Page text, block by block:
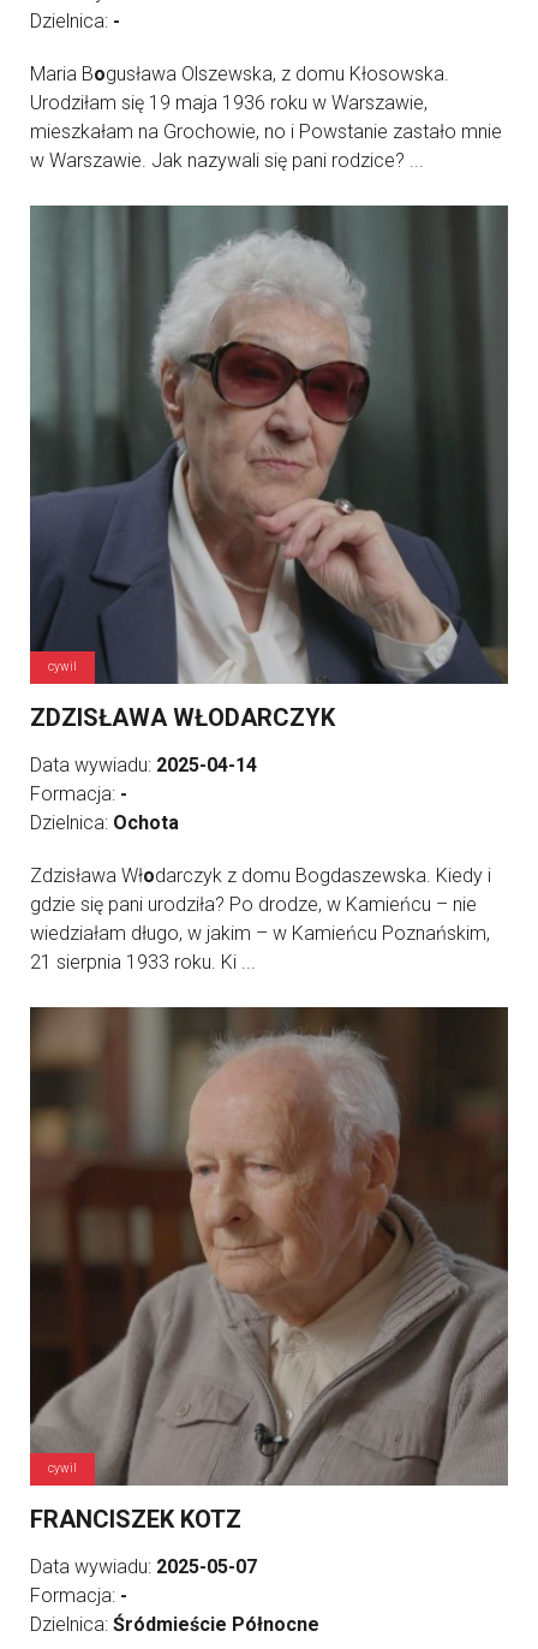
Dzielnica: -
Maria Bogusława Olszewska, z domu Kłosowska.
Urodziłam się 19 maja 1936 roku w Warszawie,
mieszkałam na Grochowie, no i Powstanie zastało mnie
w Warszawie. Jak nazywali się pani rodzice? ...
cywil
ZDZISŁAWA WŁODARCZYK
Data wywiadu: 2025-04-14
Formacja: -
Dzielnica: Ochota
Zdzisława Włodarczyk z domu Bogdaszewska. Kiedy i
gdzie się pani urodziła? Po drodze, w Kamieńcu – nie
wiedziałam długo, w jakim – w Kamieńcu Poznańskim,
21 sierpnia 1933 roku. Ki ...
cywil
FRANCISZEK KOTZ
Data wywiadu: 2025-05-07
Formacja: -
Dzielnica: Śródmieście Północne